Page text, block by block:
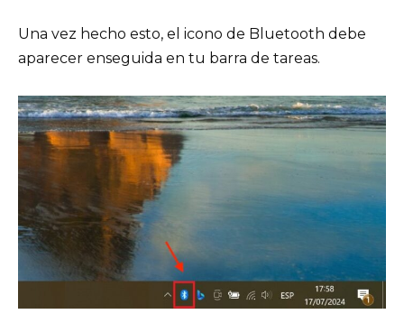
Una vez hecho esto, el icono de Bluetooth debe
aparecer enseguida en tu barra de tareas.